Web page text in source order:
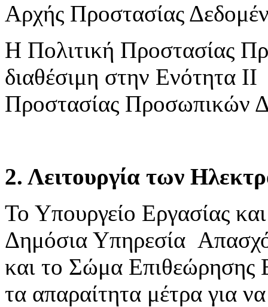
Αρχής Προστασίας
Η Πολιτική Προστασίας
διαθέσιμη στην Ενότητα
Προστασίας Προσωπικών
2. Λειτουργία των
Το Υπουργείο Εργασίας
Δημόσια Υπηρεσία
και το Σώμα
τα απαραίτητα μέτρα για